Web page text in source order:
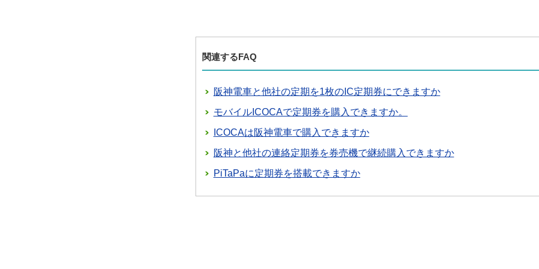
関連するFAQ
阪神電車と他社の定期を1枚のIC定期券にできますか
モバイルICOCAで定期券を購入できますか。
ICOCAは阪神電車で購入できますか
阪神と他社の連絡定期券を券売機で継続購入できますか
PiTaPaに定期券を搭載できますか